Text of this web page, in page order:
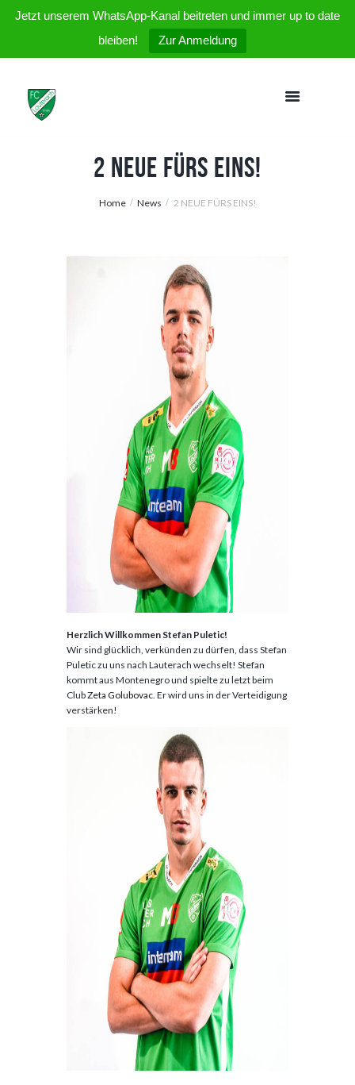
Jetzt unserem WhatsApp-Kanal beitreten und immer up to date
bleiben!
Zur Anmeldung
2 NEUE FÜRS EINS!
Home News 2 NEUE FÜRS EINS!
Herzlich Willkommen Stefan Puletic!
Wir sind glücklich, verkünden zu dürfen, dass Stefan
Puletic zu uns nach Lauterach wechselt! Stefan
kommt aus Montenegro und spielte zu letzt beim
ClubZeta Golubovac. Er wird uns in der Verteidigung
verstärken!